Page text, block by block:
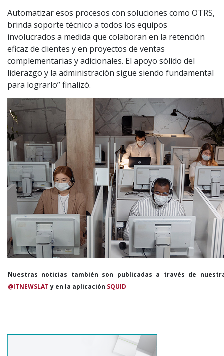
Automatizar esos procesos con soluciones como OTRS,
brinda soporte técnico a todos los equipos
involucrados a medida que colaboran en la retención
eficaz de clientes y en proyectos de ventas
complementarias y adicionales. El apoyo sólido del
liderazgo y la administración sigue siendo fundamental
para lograrlo” finalizó.
Nuestras noticias también son publicadas a través de
@ITNEWSLATy en la aplicación SQUID